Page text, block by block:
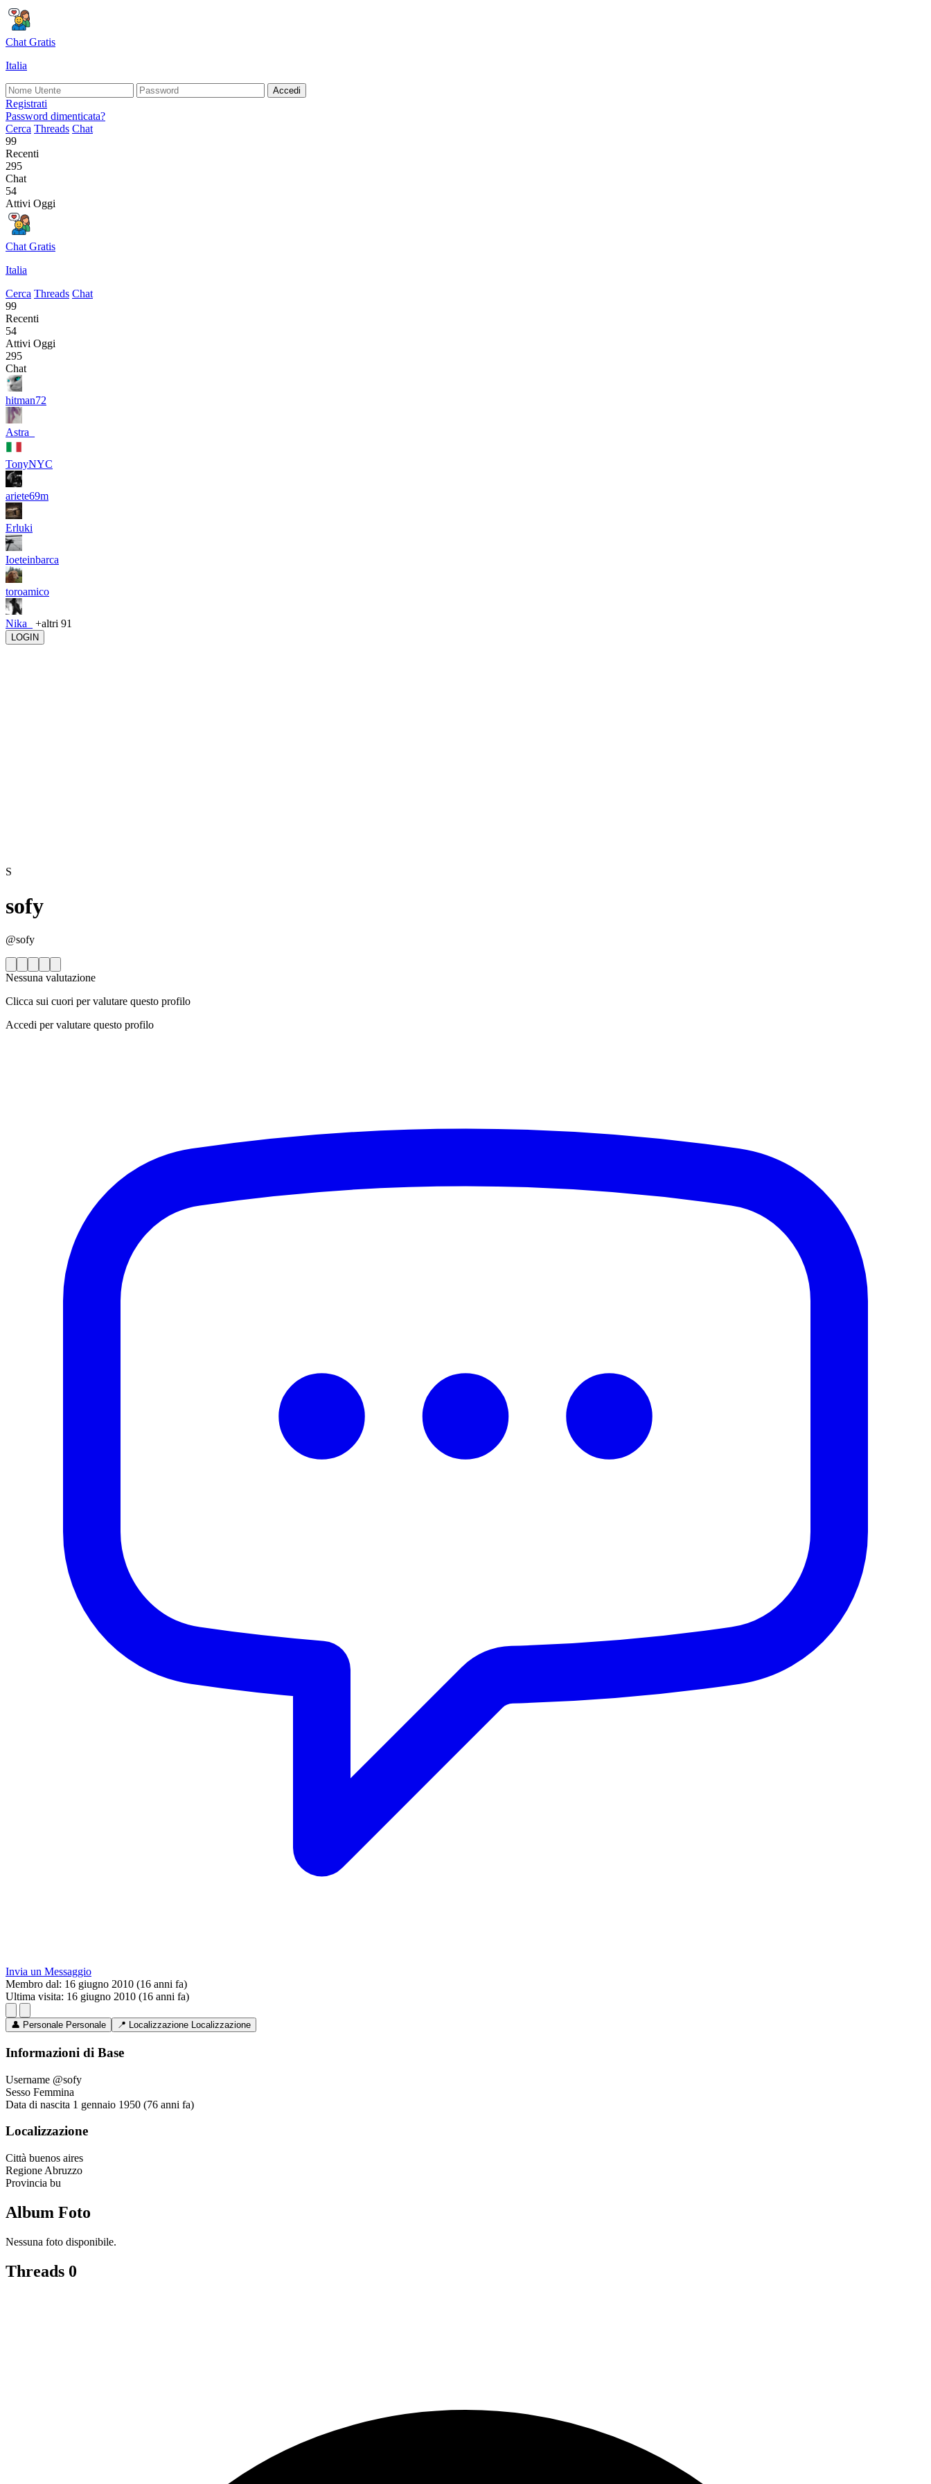
Chat Gratis
Italia
Accedi
Registrati
Password dimenticata?
Cerca Threads Chat
99
Recenti
295
Chat
54
Attivi Oggi
Chat Gratis
Italia
Cerca Threads Chat
99
Recenti
54
Attivi Oggi
295
Chat
hitman72
Astra_
TonyNYC
ariete69m
Erluki
Ioeteinbarca
toroamico
Nika_ +altri 91
LOGIN
S
sofy
@sofy
Nessuna valutazione
Clicca sui cuori per valutare questo profilo
Accedi per valutare questo profilo
Invia un Messaggio
Membro dal: 16 giugno 2010 (16 anni fa)
Ultima visita: 16 giugno 2010 (16 anni fa)
👤 Personale Personale 📍 Localizzazione Localizzazione
Informazioni di Base
Username @sofy
Sesso Femmina
Data di nascita 1 gennaio 1950 (76 anni fa)
Localizzazione
Città buenos aires
Regione Abruzzo
Provincia bu
Album Foto
Nessuna foto disponibile.
Threads 0